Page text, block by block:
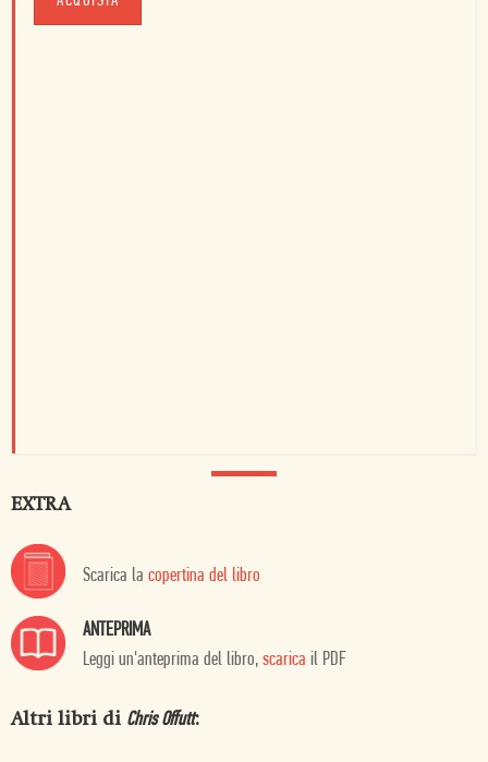
EXTRA
Scarica la copertina del libro
ANTEPRIMA
Leggi un'anteprima del libro, scarica il PDF
Altri libri di Chris Offutt: